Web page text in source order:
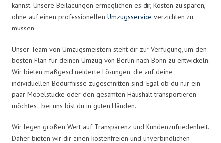
kannst. Unsere Beiladungen ermöglichen es dir, Kosten zu sparen,
ohne auf einen professionellen Umzugsservice verzichten zu
müssen.
Unser Team von Umzugsmeistern steht dir zur Verfügung, um den
besten Plan für deinen Umzug von Berlin nach Bonn zu entwickeln.
Wir bieten maßgeschneiderte Lösungen, die auf deine
individuellen Bedürfnisse zugeschnitten sind. Egal ob du nur ein
paar Möbelstücke oder den gesamten Haushalt transportieren
möchtest, bei uns bist du in guten Händen.
Wir legen großen Wert auf Transparenz und Kundenzufriedenheit.
Daher bieten wir dir einen kostenfreien und unverbindlichen